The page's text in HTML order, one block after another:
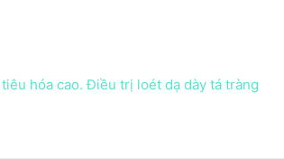
hóa cao. Điều trị loét dạ dày tá tràng